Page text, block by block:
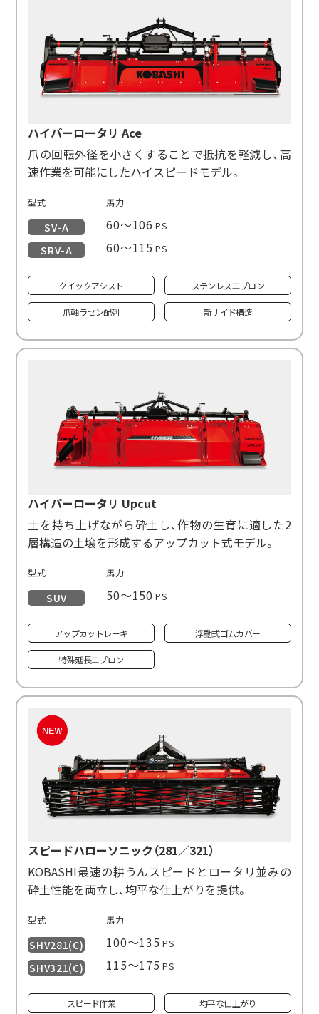
ハイパーロータリ Ace
爪の回転外径を小さくすることで抵抗を軽減し、高
速作業を可能にしたハイスピードモデル。
型式 馬力
SV-A 60～106 PS
SRV-A 60～115 PS
クイックアシスト ステンレスエプロン
爪軸ラセン配列 新サイド構造
ハイパーロータリ Upcut
土を持ち上げながら砕土し、作物の生育に適した2
層構造の土壌を形成するアップカット式モデル。
型式 馬力
SUV 50～150 PS
アップカットレーキ 浮動式ゴムカバー
特殊延長エプロン
スピードハローソニック（281／321）
KOBASHI最速の耕うんスピードとロータリ並みの
砕土性能を両立し、均平な仕上がりを提供。
型式 馬力
SHV281(C) 100〜135 PS
SHV321(C) 115〜175 PS
スピード作業 均平な仕上がり